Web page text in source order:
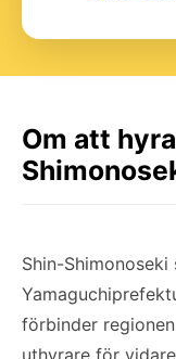
Om att
Shin-
förbinder
uthyrare för